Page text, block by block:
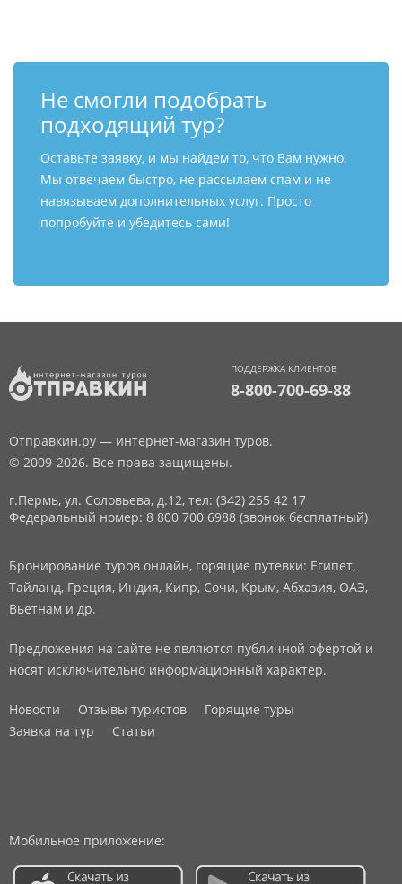
Не смогли подобрать
подходящий тур?
Оставьте заявку, и мы найдем то, что Вам нужно.
Мы отвечаем быстро, не рассылаем спам и не
навязываем дополнительных услуг. Просто
попробуйте и убедитесь сами!
ПОДДЕРЖКА КЛИЕНТОВ
8-800-700-69-88
Отправкин.ру — интернет-магазин туров.
© 2009-2026. Все права защищены.
г.Пермь, ул. Соловьева, д.12, тел: (342) 255 42 17
Федеральный номер: 8 800 700 6988 (звонок бесплатный)
Бронирование туров онлайн, горящие путевки: Египет,
Тайланд, Греция, Индия, Кипр, Сочи, Крым, Абхазия, ОАЭ,
Вьетнам и др.
Предложения на сайте не являются публичной офертой и
носят исключительно информационный характер.
Новости Отзывы туристов
Горящие туры
Заявка на тур
Статьи
Мобильное приложение: